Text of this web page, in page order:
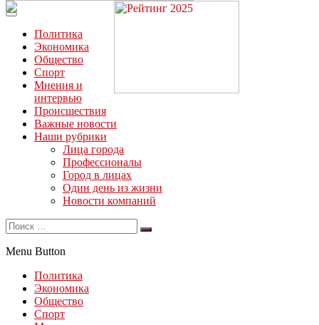
Читайте последние новости дня в Тульской области на сайте
“ЗаНовомосковск”
Политика
Экономика
Общество
Спорт
Мнения и
интервью
Происшествия
Важные новости
Наши рубрики
Лица города
Профессионалы
Город в лицах
Один день из жизни
Новости компаний
Menu Button
Политика
Экономика
Общество
Спорт